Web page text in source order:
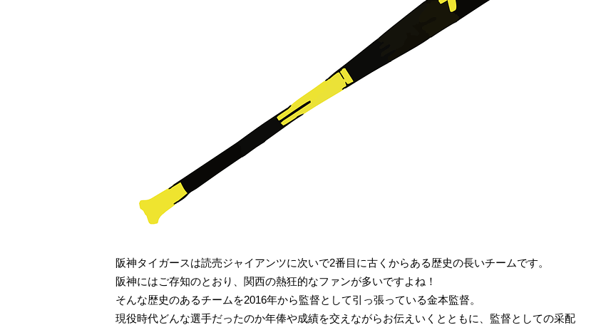
阪神タイガースは読売ジャイアンツに次いで2番目に古くからある歴史の長いチームです。
阪神にはご存知のとおり、関西の熱狂的なファンが多いですよね！
そんな歴史のあるチームを2016年から監督として引っ張っている金本監督。
現役時代どんな選手だったのか年俸や成績を交えながらお伝えいくとともに、監督としての采配